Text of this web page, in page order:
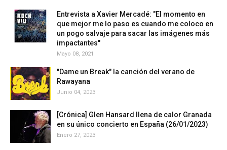
Entrevista a Xavier Mercadé: "El momento en
que mejor me lo paso es cuando me coloco en
un pogo salvaje para sacar las imágenes más
impactantes"
Mayo 08, 2021
"Dame un Break" la canción del verano de
Rawayana
Junio 04, 2023
[Crónica] Glen Hansard llena de calor Granada
en su único concierto en España (26/01/2023)
Enero 27, 2023